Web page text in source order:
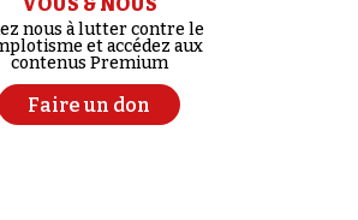
VOUS & NOUS
nous à lutter contre le
et accédez aux
contenus Premium
Faire un don